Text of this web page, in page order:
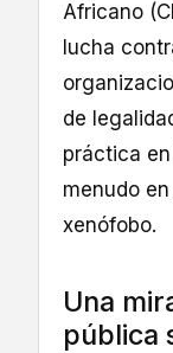
Africano
lucha
de
práctica
menudo
xenófobo.
Una
pública